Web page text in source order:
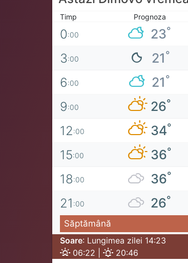
Timp Prognoza
0:00 23°
3:00 21°
6:00 21°
9:00 26°
12:00 34°
15:00 36°
18:00 36°
21 :00 26°
Săptămână
Soare: Lungimea zilei 14:23
06:22 |
20:46